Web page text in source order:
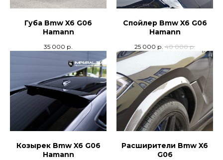
Губа Bmw X6 G06
Hamann
35 000 р.
Спойлер Bmw X6 G06
Hamann
25 000 р. 40 000 р.
Козырек Bmw X6 G06
Hamann
Расширители Bmw X6
G06
+7
на обработкуперсональных
Отправить